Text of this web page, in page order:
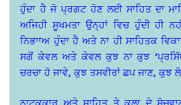
ਹੁੰਦਾ ਹੈ ਜੋ ਪ੍ਰਗਟ ਹੋਣ ਲਈ ਸਾਹਿਤ ਦਾ
ਅਜਿਹੀ ਸੂਖਮਤਾ ਉਨ੍ਹਾਂ ਵਿਚ ਹੁੰਦੀ ਹੀ
ਨਿਭਾਾਅ ਹੁੰਦਾ ਹੈ ਅਤੇ ਨਾ ਹੀ ਸਾਹਿਤਕ
ਸਗੋਂ ਕੇਵਲ ਅਤੇ ਕੇਵਲ ਕੁਝ ਨਾ ਕੁਝ
ਚਰਚਾ ਹੋ ਜਾਵੇ, ਕੁਝ ਤਸਵੀਰਾਂ ਛਪ ਜਾਣ, ਕੁਝ